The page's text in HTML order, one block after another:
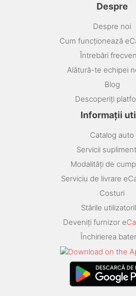
Despre
Despre noi
Cum funcționează
Întrebări
Alătură-te echipei
Blog
Descoperiți
Informații
Catalog auto
Servicii
Modalități de
Serviciu de livrare
Costuri
Stările
Deveniți furnizor e
Închirierea